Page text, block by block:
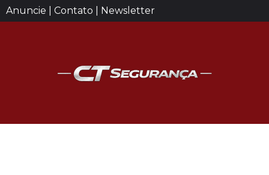
Anuncie | Contato | Newsletter